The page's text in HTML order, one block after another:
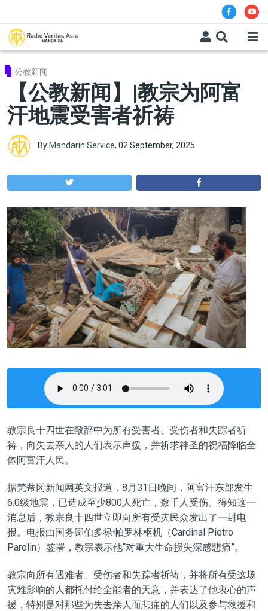
公教新闻
【公教新闻】|教宗为阿富
汗地震受害者祈祷
By Mandarin Service, 02 September, 2025
教宗良十四世在致辞中为所有受害者、受伤者和失踪者祈
祷，向失去亲人的人们表示声援，并祈求神圣的祝福降临全
体阿富汗人民。
据梵蒂冈新闻网英文报道，8月31日晚间，阿富汗东部发生
6.0级地震，已造成至少800人死亡，数千人受伤。得知这一
消息后，教宗良十四世立即向所有受灾民众发出了一封电
报。电报由国务卿伯多禄·帕罗林枢机（Cardinal Pietro
Parolin）签署，教宗表示他“对重大生命损失深感悲痛”。
教宗向所有遇难者、受伤者和失踪者祈祷，并将所有受这场
灾难影响的人都托付给全能者的天意，并表达了他衷心的声
援，特别是对那些为失去亲人而悲痛的人们以及参与救援和